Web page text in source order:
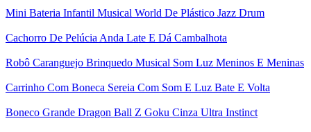
Mini Bateria Infantil Musical World De Plástico Jazz Drum
Cachorro De Pelúcia Anda Late E Dá Cambalhota
Robô Caranguejo Brinquedo Musical Som Luz Meninos E Meninas
Carrinho Com Boneca Sereia Com Som E Luz Bate E Volta
Boneco Grande Dragon Ball Z Goku Cinza Ultra Instinct